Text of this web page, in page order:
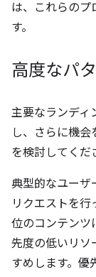
は、これらのプ
す。
高度なパ
主要なランディ
し、さらに機
を検討してくだ
典型的なユーザ
リクエストを
位のコンテンツ
先度の低いリソ
すめします。優